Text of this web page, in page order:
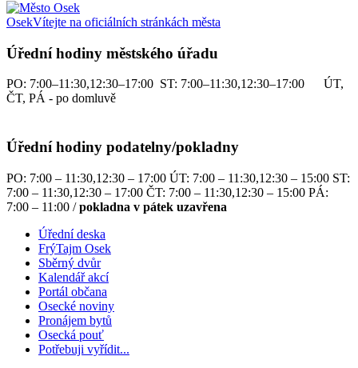
OsekVítejte na oficiálních stránkách města
Úřední hodiny městského úřadu
PO: 7:00–11:30,12:30–17:00 ST: 7:00–11:30,12:30–17:00 ÚT,
ČT, PÁ - po domluvě
Úřední hodiny podatelny/pokladny
PO: 7:00 – 11:30,12:30 – 17:00 ÚT: 7:00 – 11:30,12:30 – 15:00 ST:
7:00 – 11:30,12:30 – 17:00 ČT: 7:00 – 11:30,12:30 – 15:00 PÁ:
7:00 – 11:00 /pokladna v pátek uzavřena
Úřední deska
FrýTajm Osek
Sběrný dvůr
Kalendář akcí
Portál občana
Osecké noviny
Pronájem bytů
Osecká pouť
Potřebuji vyřídit...